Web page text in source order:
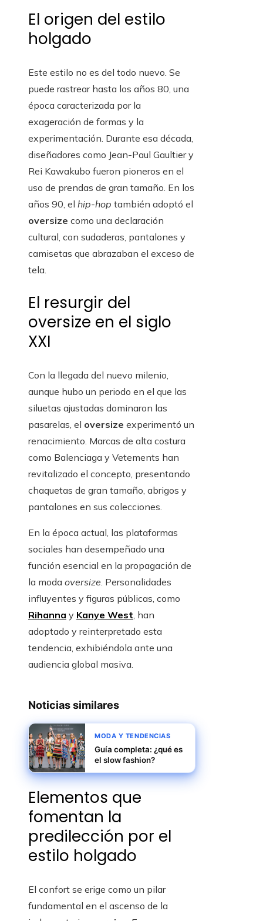
El origen del estilo
holgado
Este estilo no es del todo nuevo. Se
puede rastrear hasta los años 80, una
época caracterizada por la
exageración de formas y la
experimentación. Durante esa década,
diseñadores como Jean-Paul Gaultier y
Rei Kawakubo fueron pioneros en el
uso de prendas de gran tamaño. En los
años 90, el hip-hop también adoptó el
oversize como una declaración
cultural, con sudaderas, pantalones y
camisetas que abrazaban el exceso de
tela.
El resurgir del
oversize en el siglo
XXI
Con la llegada del nuevo milenio,
aunque hubo un periodo en el que las
siluetas ajustadas dominaron las
pasarelas, el oversize experimentó un
renacimiento. Marcas de alta costura
como Balenciaga y Vetements han
revitalizado el concepto, presentando
chaquetas de gran tamaño, abrigos y
pantalones en sus colecciones.
En la época actual, las plataformas
sociales han desempeñado una
función esencial en la propagación de
la moda oversize. Personalidades
influyentes y figuras públicas, como
Rihanna y Kanye West, han
adoptado y reinterpretado esta
tendencia, exhibiéndola ante una
audiencia global masiva.
Noticias similares
MODA Y TENDENCIAS
Guía completa: ¿qué es
el slow fashion?
Elementos que
fomentan la
predilección por el
estilo holgado
El confort se erige como un pilar
fundamental en el ascenso de la